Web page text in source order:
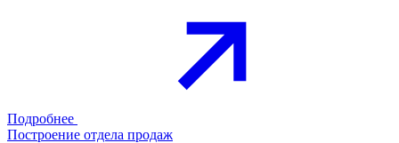
Подробнее
Построение отдела продаж